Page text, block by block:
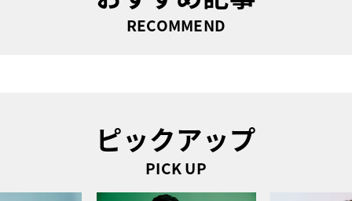
RECOMMEND
ピックアップ
PICK UP